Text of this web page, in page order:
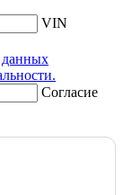
VIN
данных
Согласие